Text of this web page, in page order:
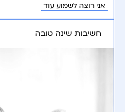
אני רוצה לשמוע עוד
חשיבות שינה טובה